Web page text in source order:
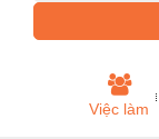
Việc làm